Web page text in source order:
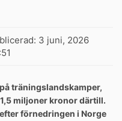
3 juni, 2026
träningslandskamper,
miljoner kronor därtill.
förnedringen i Norge